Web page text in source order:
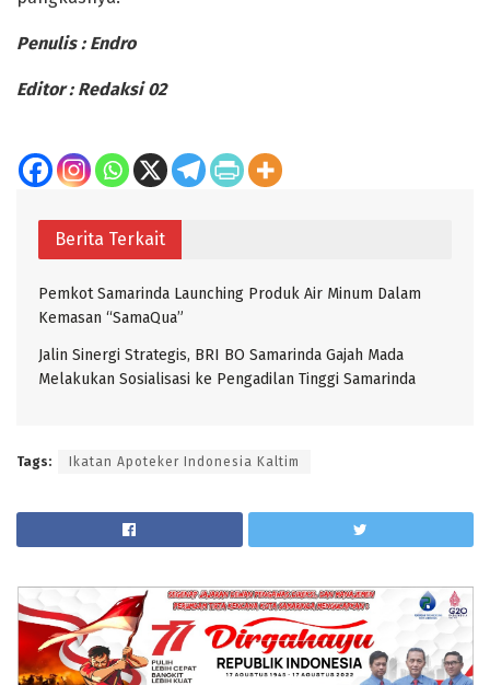
Penulis : Endro
Editor : Redaksi 02
Berita Terkait
Pemkot Samarinda Launching Produk Air Minum Dalam
Kemasan “SamaQua”
Jalin Sinergi Strategis, BRI BO Samarinda Gajah Mada
Melakukan Sosialisasi ke Pengadilan Tinggi Samarinda
Tags: Ikatan Apoteker Indonesia Kaltim